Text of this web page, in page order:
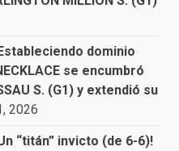
dominio
se encumbró
S. (G1) y extendió su
2026
“titán” invicto (de 6-6)!